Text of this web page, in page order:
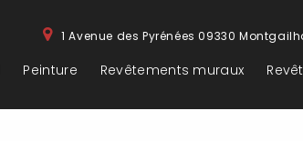
1 Avenue des Pyrénées 09330
Peinture Revêtements muraux